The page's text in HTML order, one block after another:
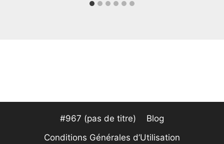
#967 (pas de titre)
Blog
Conditions Générales d’Utilisation